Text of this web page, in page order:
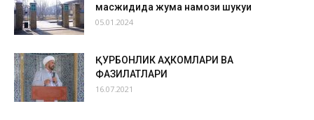
масжидида жума намози шукуҳи
05.01.2024
ҚУРБОНЛИК АҲКОМЛАРИ ВА
ФАЗИЛАТЛАРИ
16.07.2021